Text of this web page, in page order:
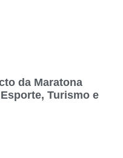
da Maratona
Turismo e